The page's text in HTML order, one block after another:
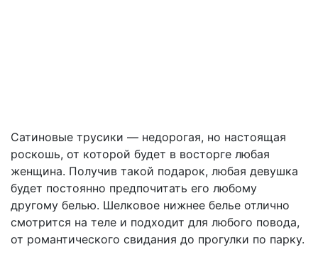
Сатиновые трусики — недорогая, но настоящая
роскошь, от которой будет в восторге любая
женщина. Получив такой подарок, любая девушка
будет постоянно предпочитать его любому
другому белью. Шелковое нижнее белье отлично
смотрится на теле и подходит для любого повода,
от романтического свидания до прогулки по парку.